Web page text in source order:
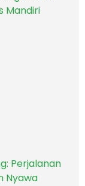
Mandiri
Perjalanan
Nyawa